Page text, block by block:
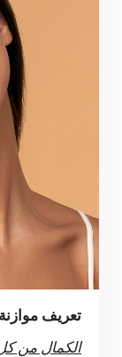
تعريف موازنة
الكمال من